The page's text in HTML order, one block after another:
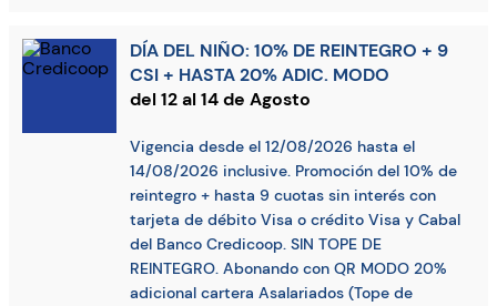
DÍA DEL NIÑO: 10% DE REINTEGRO + 9
CSI + HASTA 20% ADIC. MODO
del 12 al 14 de Agosto
Vigencia desde el 12/08/2026 hasta el
14/08/2026 inclusive. Promoción del 10% de
reintegro + hasta 9 cuotas sin interés con
tarjeta de débito Visa o crédito Visa y Cabal
del Banco Credicoop. SIN TOPE DE
REINTEGRO. Abonando con QR MODO 20%
adicional cartera Asalariados (Tope de